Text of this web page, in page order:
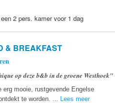
2 pers. kamer voor 1 dag
& BREAKFAST
op deze b&b in de groene Westhoek"
erg mooie, rustgevende Engelse
te worden. ... Lees meer